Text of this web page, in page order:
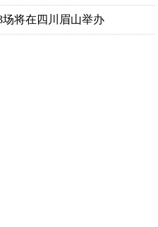
场将在四川眉山举办